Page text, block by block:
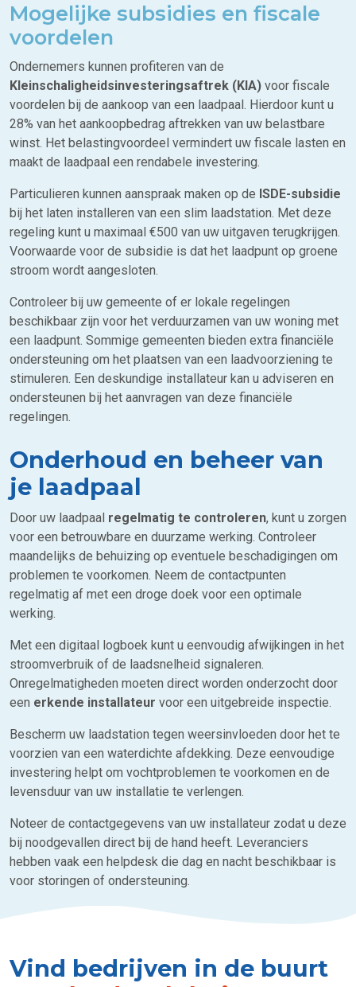
Mogelijke subsidies en fiscale
voordelen
Ondernemers kunnen profiteren van de
Kleinschaligheidsinvesteringsaftrek (KIA) voor fiscale
voordelen bij de aankoop van een laadpaal. Hierdoor kunt u
28% van het aankoopbedrag aftrekken van uw belastbare
winst. Het belastingvoordeel vermindert uw fiscale lasten en
maakt de laadpaal een rendabele investering.
Particulieren kunnen aanspraak maken op de ISDE-subsidie
bij het laten installeren van een slim laadstation. Met deze
regeling kunt u maximaal €500 van uw uitgaven terugkrijgen.
Voorwaarde voor de subsidie is dat het laadpunt op groene
stroom wordt aangesloten.
Controleer bij uw gemeente of er lokale regelingen
beschikbaar zijn voor het verduurzamen van uw woning met
een laadpunt. Sommige gemeenten bieden extra financiële
ondersteuning om het plaatsen van een laadvoorziening te
stimuleren. Een deskundige installateur kan u adviseren en
ondersteunen bij het aanvragen van deze financiële
regelingen.
Onderhoud en beheer van
je laadpaal
Door uw laadpaal regelmatig te controleren, kunt u zorgen
voor een betrouwbare en duurzame werking. Controleer
maandelijks de behuizing op eventuele beschadigingen om
problemen te voorkomen. Neem de contactpunten
regelmatig af met een droge doek voor een optimale
werking.
Met een digitaal logboek kunt u eenvoudig afwijkingen in het
stroomverbruik of de laadsnelheid signaleren.
Onregelmatigheden moeten direct worden onderzocht door
een erkende installateur voor een uitgebreide inspectie.
Bescherm uw laadstation tegen weersinvloeden door het te
voorzien van een waterdichte afdekking. Deze eenvoudige
investering helpt om vochtproblemen te voorkomen en de
levensduur van uw installatie te verlengen.
Noteer de contactgegevens van uw installateur zodat u deze
bij noodgevallen direct bij de hand heeft. Leveranciers
hebben vaak een helpdesk die dag en nacht beschikbaar is
voor storingen of ondersteuning.
Vind bedrijven in de buurt